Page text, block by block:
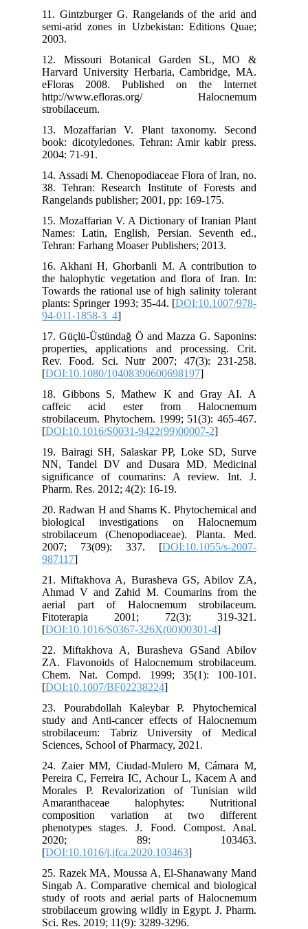
11. Gintzburger G. Rangelands of the arid and
semi-arid zones in Uzbekistan: Editions Quae;
2003.
12. Missouri Botanical Garden SL, MO &
Harvard University Herbaria, Cambridge, MA.
eFloras 2008. Published on the Internet
http://www.efloras.org/ Halocnemum
strobilaceum.
13. Mozaffarian V. Plant taxonomy. Second
book: dicotyledones. Tehran: Amir kabir press.
2004: 71-91.
14. Assadi M. Chenopodiaceae Flora of Iran, no.
38. Tehran: Research Institute of Forests and
Rangelands publisher; 2001, pp: 169-175.
15. Mozaffarian V. A Dictionary of Iranian Plant
Names: Latin, English, Persian. Seventh ed.,
Tehran: Farhang Moaser Publishers; 2013.
16. Akhani H, Ghorbanli M. A contribution to
the halophytic vegetation and flora of Iran. In:
Towards the rational use of high salinity tolerant
plants: Springer 1993; 35-44. [DOI:10.1007/978-
94-011-1858-3_4
17. Güçlü-Üstündağ Ö and Mazza G. Saponins:
properties, applications and processing. Crit.
Rev. Food. Sci. Nutr 2007; 47(3): 231-258.
[DOI:10.1080/10408390600698197
18. Gibbons S, Mathew K and Gray AI. A
caffeic acid ester from Halocnemum
strobilaceum. Phytochem. 1999; 51(3): 465-467.
[DOI:10.1016/S0031-9422(99)00007-2
19. Bairagi SH, Salaskar PP, Loke SD, Surve
NN, Tandel DV and Dusara MD. Medicinal
significance of coumarins: A review. Int. J.
Pharm. Res. 2012; 4(2): 16-19.
20. Radwan H and Shams K. Phytochemical and
biological investigations on Halocnemum
strobilaceum (Chenopodiaceae). Planta. Med.
2007; 73(09): 337. [DOI:10.1055/s-2007-
987117
21. Miftakhova A, Burasheva GS, Abilov ZA,
Ahmad V and Zahid M. Coumarins from the
aerial part of Halocnemum strobilaceum.
Fitoterapia 2001; 72(3): 319-321.
[DOI:10.1016/S0367-326X(00)00301-4
22. Miftakhova A, Burasheva GSand Abilov
ZA. Flavonoids of Halocnemum strobilaceum.
Chem. Nat. Compd. 1999; 35(1): 100-101.
[DOI:10.1007/BF02238224
23. Pourabdollah Kaleybar P. Phytochemical
study and Anti-cancer effects of Halocnemum
strobilaceum: Tabriz University of Medical
Sciences, School of Pharmacy, 2021.
24. Zaier MM, Ciudad-Mulero M, Cámara M,
Pereira C, Ferreira IC, Achour L, Kacem A and
Morales P. Revalorization of Tunisian wild
Amaranthaceae halophytes: Nutritional
composition variation at two different
phenotypes stages. J. Food. Compost. Anal.
2020; 89: 103463.
[DOI:10.1016/j.jfca.2020.103463
25. Razek MA, Moussa A, El-Shanawany Mand
Singab A. Comparative chemical and biological
study of roots and aerial parts of Halocnemum
strobilaceum growing wildly in Egypt. J. Pharm.
Sci. Res. 2019; 11(9): 3289-3296.